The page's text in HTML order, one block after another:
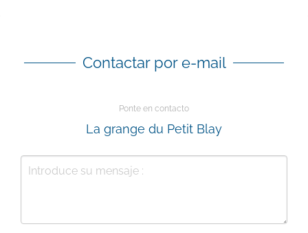
Contactar por e-mail
Ponte en contacto
La grange du Petit Blay